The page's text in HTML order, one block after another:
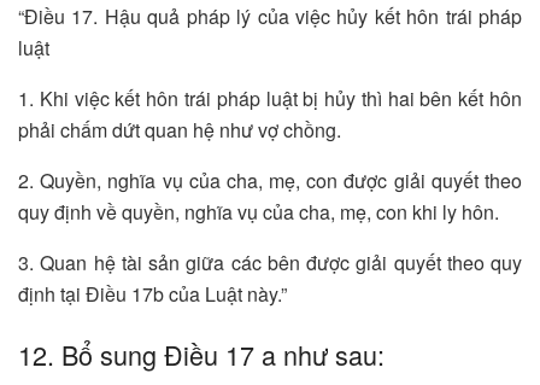
“Điều 17. Hậu quả pháp lý của việc hủy kết hôn trái pháp
luật
1. Khi việc kết hôn trái pháp luật bị hủy thì hai bên kết hôn
phải chấm dứt quan hệ như vợ chồng.
2. Quyền, nghĩa vụ của cha, mẹ, con được giải quyết theo
quy định về quyền, nghĩa vụ của cha, mẹ, con khi ly hôn.
3. Quan hệ tài sản giữa các bên được giải quyết theo quy
định tại Điều 17b của Luật này.”
12. Bổ sung Điều 17 a như sau: